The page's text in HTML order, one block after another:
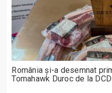
România și-a desemnat
Tomahawk Duroc de la DCD